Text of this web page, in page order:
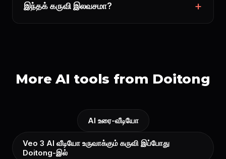
இந்தக் கருவி இலவசமா?
More AI tools from Doitong
AI உரை-வீடியோ
Veo 3 AI வீடியோ உருவாக்கும் கருவி இப்போது
Doitong-இல்